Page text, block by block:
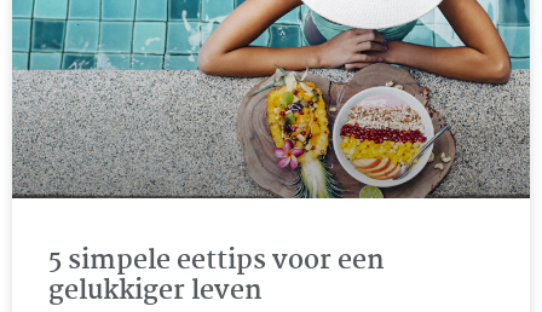
5 simpele eettips voor een
gelukkiger leven